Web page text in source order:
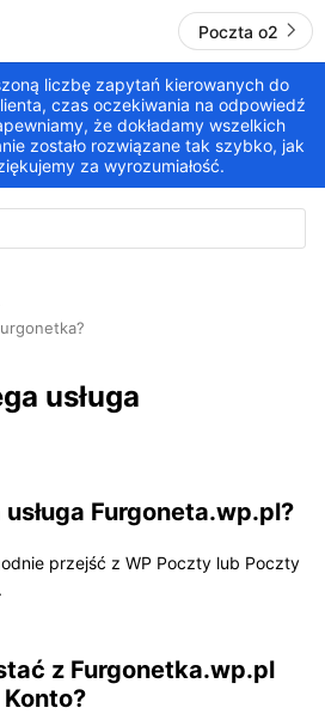
Poczta o2
liczbę zapytań kierowanych do
czas oczekiwania na odpowiedź
że dokładamy wszelkich
zostało rozwiązane tak szybko, jak
za wyrozumiałość.
usługa
Furgoneta.wp.pl?
przejść z WP Poczty lub Poczty
z Furgonetka.wp.pl